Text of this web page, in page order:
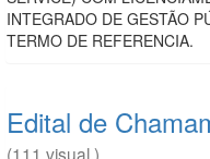
INTEGRADO DE GESTÃO
TERMO DE REFERENCIA.
Edital de
(111 visual.)